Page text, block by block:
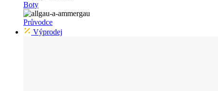
Boty
Průvodce
Výprodej